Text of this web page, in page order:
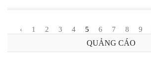
‹ 1 2 3 4 5 6 7 8 9
QUẢNG CÁO